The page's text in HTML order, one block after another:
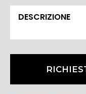
DESCRIZIONE